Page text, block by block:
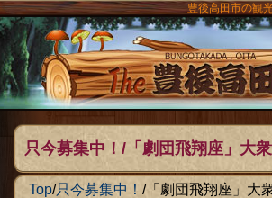
豊後高田市の観
只今募集中！/「劇団飛翔座」大
R8.7.31 の凍結
Top/只今募集中！ /「劇団飛翔座」大
メニュー